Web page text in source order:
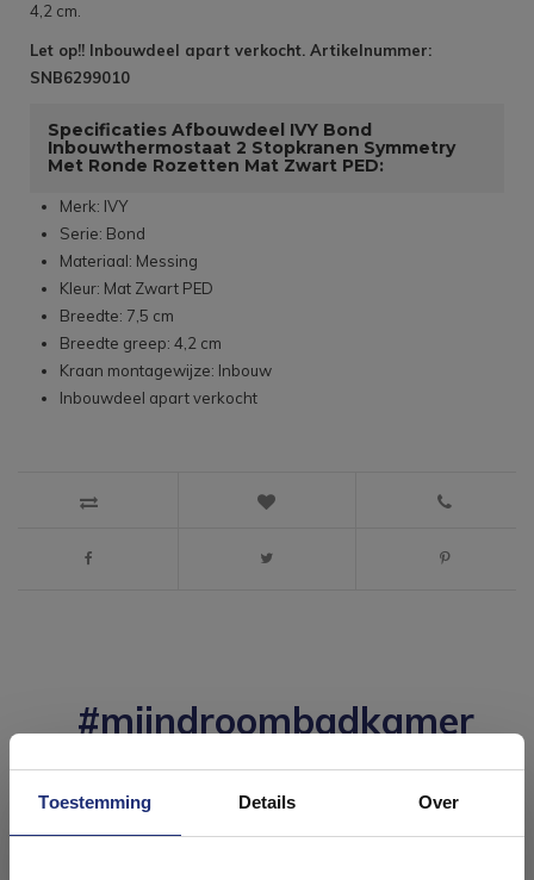
Toestemming Details Over
4,2 cm.
Let op!! Inbouwdeel apart verkocht. Artikelnummer:
SNB6299010
Specificaties Afbouwdeel IVY Bond
Inbouwthermostaat 2 Stopkranen Symmetry
Met Ronde Rozetten Mat Zwart PED:
Merk: IVY
Serie: Bond
Materiaal: Messing
Kleur: Mat Zwart PED
Breedte: 7,5 cm
Breedte greep: 4,2 cm
Kraan montagewijze: Inbouw
Inbouwdeel apart verkocht
#mijndroombadkamer
en tag @megadumpnl. Samen bouwen we een
inspirerende omgeving vol met unieke
badkamerstijlen. Doe je mee?